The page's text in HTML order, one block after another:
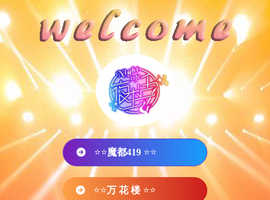
⭐⭐魔都419 ⭐⭐
⭐⭐万 花 楼 ⭐⭐